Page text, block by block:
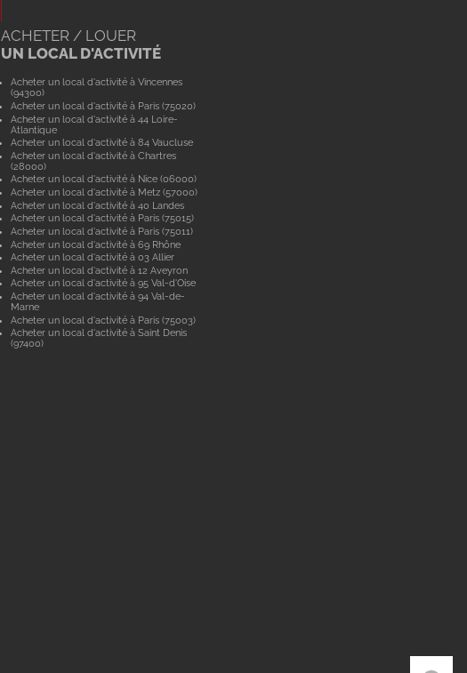
ACHETER / LOUER
UN LOCAL D'ACTIVITÉ
Acheter un local d'activité à Vincennes
(94300)
Acheter un local d'activité à Paris (75020)
Acheter un local d'activité à 44 Loire-
Atlantique
Acheter un local d'activité à 84 Vaucluse
Acheter un local d'activité à Chartres
(28000)
Acheter un local d'activité à Nice (06000)
Acheter un local d'activité à Metz (57000)
Acheter un local d'activité à 40 Landes
Acheter un local d'activité à Paris (75015)
Acheter un local d'activité à Paris (75011)
Acheter un local d'activité à 69 Rhône
Acheter un local d'activité à 03 Allier
Acheter un local d'activité à 12 Aveyron
Acheter un local d'activité à 95 Val-d'Oise
Acheter un local d'activité à 94 Val-de-
Marne
Acheter un local d'activité à Paris (75003)
Acheter un local d'activité à Saint Denis
(97400)